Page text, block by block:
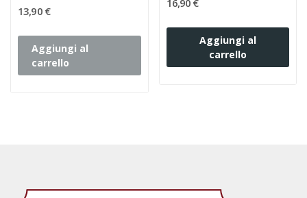
13,90 €
Aggiungi al
carrello
16,90 €
Aggiungi al
carrello